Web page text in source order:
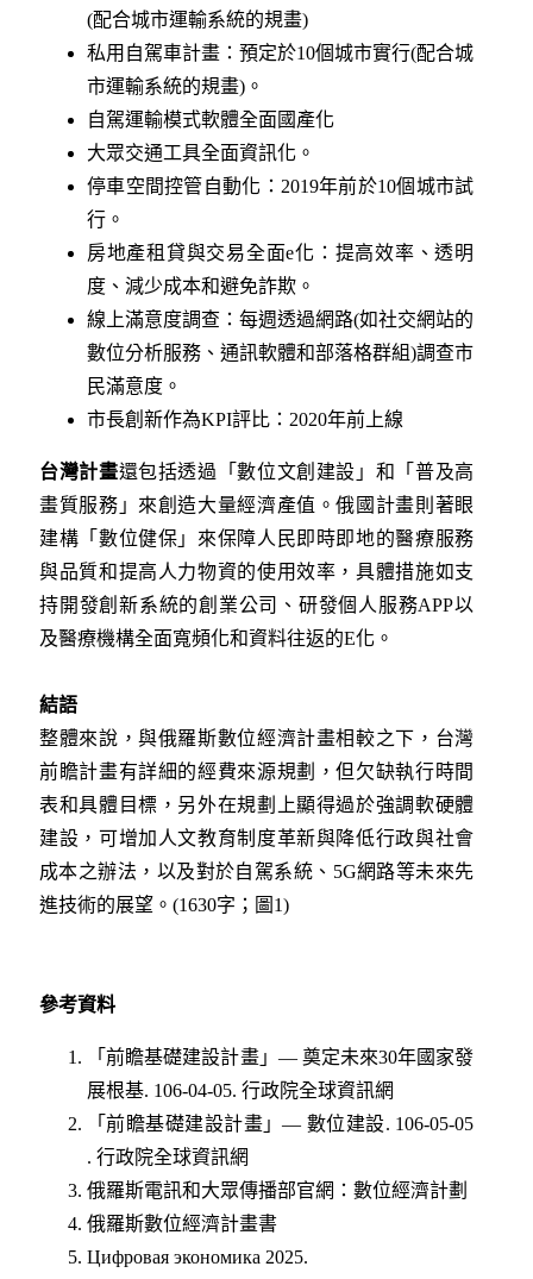
(配合城市運輸系統的規畫)
私用自駕車計畫：預定於10個城市實行(配合城
市運輸系統的規畫)。
自駕運輸模式軟體全面國產化
大眾交通工具全面資訊化。
停車空間控管自動化：2019年前於10個城市試
行。
房地產租貸與交易全面e化：提高效率、透明
度、減少成本和避免詐欺。
線上滿意度調查：每週透過網路(如社交網站的
數位分析服務、通訊軟體和部落格群組)調查市
民滿意度。
市長創新作為KPI評比：2020年前上線
台灣計畫還包括透過「數位文創建設」和「普及高
畫質服務」來創造大量經濟產值。俄國計畫則著眼
建構「數位健保」來保障人民即時即地的醫療服務
與品質和提高人力物資的使用效率，具體措施如支
持開發創新系統的創業公司、研發個人服務APP以
及醫療機構全面寬頻化和資料往返的E化。
結語
整體來說，與俄羅斯數位經濟計畫相較之下，台灣
前瞻計畫有詳細的經費來源規劃，但欠缺執行時間
表和具體目標，另外在規劃上顯得過於強調軟硬體
建設，可增加人文教育制度革新與降低行政與社會
成本之辦法，以及對於自駕系統、5G網路等未來先
進技術的展望。(1630字；圖1)
參考資料
「前瞻基礎建設計畫」— 奠定未來30年國家發
展根基. 106-04-05. 行政院全球資訊網
「前瞻基礎建設計畫」— 數位建設. 106-05-05
. 行政院全球資訊網
俄羅斯電訊和大眾傳播部官網：數位經濟計劃
俄羅斯數位經濟計畫書
Цифровая экономика 2025.